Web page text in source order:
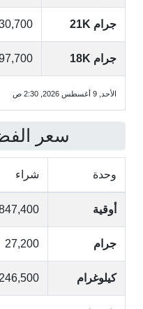
جرام 21K
جرام 18K
الأحد, 9 أغسطس 2026, 2:30 ص
سعر
وحدة شراء
أوقية
جرام 27,200
كيلوغرام